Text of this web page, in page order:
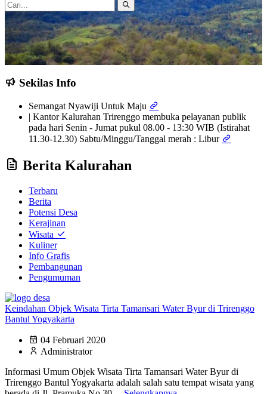
Sekilas Info
Semangat Nyawiji Untuk Maju
| Kantor Kalurahan Trirenggo membuka pelayanan publik
pada hari Senin - Jumat pukul 08.00 - 13:30 WIB (Istirahat
11.30-12.30) Sabtu/Minggu/Tanggal merah : Libur
Berita Kalurahan
Terbaru
Berita
Potensi Desa
Kerajinan
Wisata
Kuliner
Info Grafis
Pembangunan
Pengumuman
Keindahan Objek Wisata Tirta Tamansari Water Byur di Trirenggo
Bantul Yogyakarta
04 Februari 2020
Administrator
Informasi Umum Objek Wisata Tirta Tamansari Water Byur di
Trirenggo Bantul Yogyakarta adalah salah satu tempat wisata yang